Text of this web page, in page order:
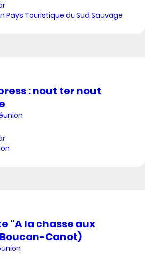
Pays Touristique du Sud Sauvage
: nout ter nout
"A la chasse aux
Canot)